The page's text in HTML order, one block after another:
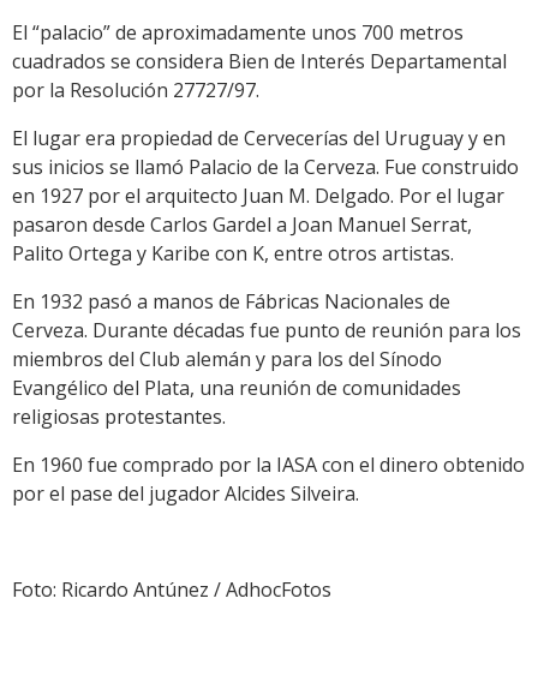
El “palacio” de aproximadamente unos 700 metros
cuadrados se considera Bien de Interés Departamental
por la Resolución 27727/97.
El lugar era propiedad de Cervecerías del Uruguay y en
sus inicios se llamó Palacio de la Cerveza. Fue construido
en 1927 por el arquitecto Juan M. Delgado. Por el lugar
pasaron desde Carlos Gardel a Joan Manuel Serrat,
Palito Ortega y Karibe con K, entre otros artistas.
En 1932 pasó a manos de Fábricas Nacionales de
Cerveza. Durante décadas fue punto de reunión para los
miembros del Club alemán y para los del Sínodo
Evangélico del Plata, una reunión de comunidades
religiosas protestantes.
En 1960 fue comprado por la IASA con el dinero obtenido
por el pase del jugador Alcides Silveira.
Foto: Ricardo Antúnez / AdhocFotos